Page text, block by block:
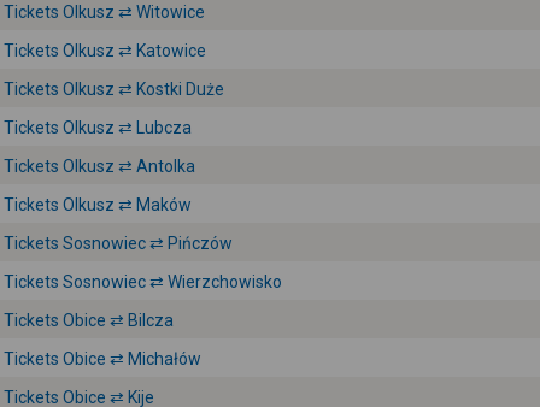
Tickets Olkusz ⇄ Witowice
Tickets Olkusz ⇄ Katowice
Tickets Olkusz ⇄ Kostki Duże
Tickets Olkusz ⇄ Lubcza
Tickets Olkusz ⇄ Antolka
Tickets Olkusz ⇄ Maków
Tickets Sosnowiec ⇄ Pińczów
Tickets Sosnowiec ⇄ Wierzchowisko
Tickets Obice ⇄ Bilcza
Tickets Obice ⇄ Michałów
Tickets Obice ⇄ Kije